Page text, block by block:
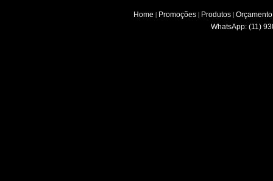
Home | Promoções | Produtos | Orçamento
WhatsApp: (11)